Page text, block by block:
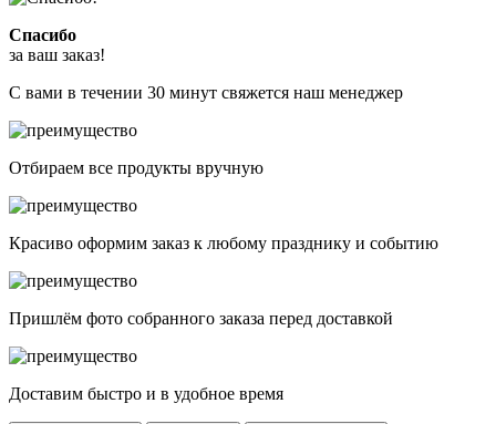
Спасибо
за ваш заказ!
С вами в течении 30 минут свяжется наш менеджер
Отбираем все продукты вручную
Красиво оформим заказ к любому празднику и событию
Пришлём фото собранного заказа перед доставкой
Доставим быстро и в удобное время